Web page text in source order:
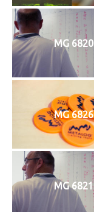
MG 6820
MG 6826
MG 6821